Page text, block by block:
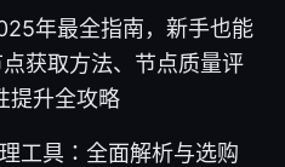
年最全指南，新手也能
获取方法、节点质量评
提升全攻略
工具：全面解析与选购